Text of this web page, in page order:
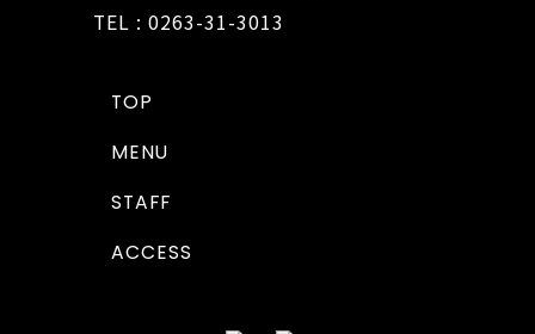
TEL : 0263-31-3013
TOP
MENU
STAFF
ACCESS